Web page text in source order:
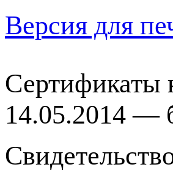
Версия для
Сертификаты
14.05.2014 —